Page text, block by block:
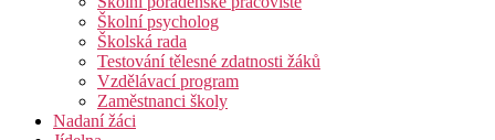
Školní psycholog
Školská rada
Testování tělesné zdatnosti žáků
Vzdělávací program
Zaměstnanci školy
Nadaní žáci